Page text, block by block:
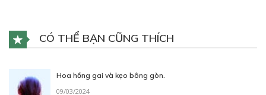
CÓ THỂ BẠN CŨNG THÍCH
Hoa hồng gai và kẹo bông gòn.
09/03/2024